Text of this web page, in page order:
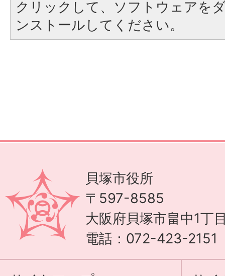
クリックして、ソフトウェアを
ンストールしてください。
貝塚市役所
〒597-8585
大阪府貝塚市畠中1丁
電話：072-423-2151